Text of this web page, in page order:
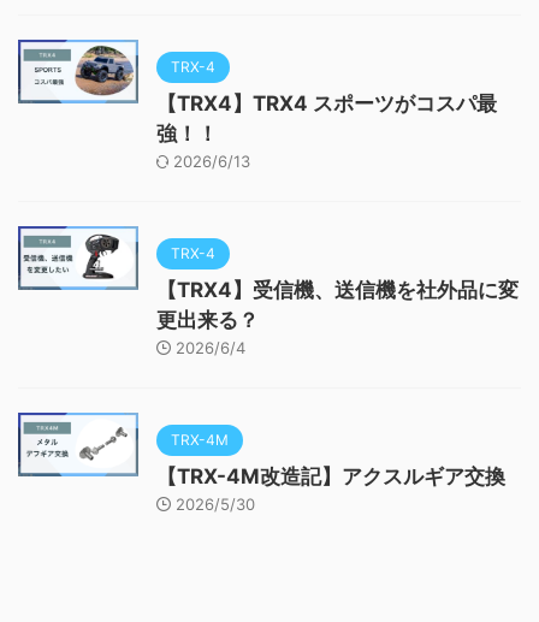
TRX-4
【TRX4】TRX4 スポーツがコスパ最
強！！
2026/6/13
TRX-4
【TRX4】受信機、送信機を社外品に変
更出来る？
2026/6/4
TRX-4M
【TRX-4M改造記】アクスルギア交換
2026/5/30